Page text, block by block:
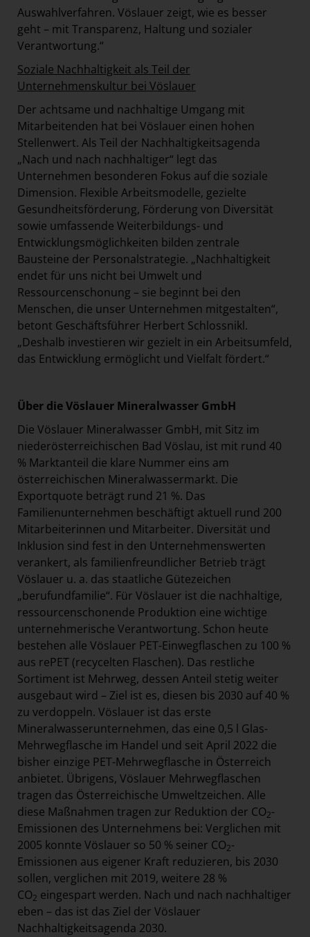
Auswahlverfahren. Vöslauer zeigt, wie es besser
geht – mit Transparenz, Haltung und sozialer
Verantwortung.“
Soziale Nachhaltigkeit als Teil der
Unternehmenskultur bei Vöslauer
Der achtsame und nachhaltige Umgang mit
Mitarbeitenden hat bei Vöslauer einen hohen
Stellenwert. Als Teil der Nachhaltigkeitsagenda
„Nach und nach nachhaltiger“ legt das
Unternehmen besonderen Fokus auf die soziale
Dimension. Flexible Arbeitsmodelle, gezielte
Gesundheitsförderung, Förderung von Diversität
sowie umfassende Weiterbildungs- und
Entwicklungsmöglichkeiten bilden zentrale
Bausteine der Personalstrategie. „Nachhaltigkeit
endet für uns nicht bei Umwelt und
Ressourcenschonung – sie beginnt bei den
Menschen, die unser Unternehmen mitgestalten“,
betont Geschäftsführer Herbert Schlossnikl.
„Deshalb investieren wir gezielt in ein Arbeitsumfeld,
das Entwicklung ermöglicht und Vielfalt fördert.“
Über die Vöslauer Mineralwasser GmbH
Die Vöslauer Mineralwasser GmbH, mit Sitz im
niederösterreichischen Bad Vöslau, ist mit rund 40
% Marktanteil die klare Nummer eins am
österreichischen Mineralwassermarkt. Die
Exportquote beträgt rund 21 %. Das
Familienunternehmen beschäftigt aktuell rund 200
Mitarbeiterinnen und Mitarbeiter. Diversität und
Inklusion sind fest in den Unternehmenswerten
verankert, als familienfreundlicher Betrieb trägt
Vöslauer u. a. das staatliche Gütezeichen
„berufundfamilie“. Für Vöslauer ist die nachhaltige,
ressourcenschonende Produktion eine wichtige
unternehmerische Verantwortung. Schon heute
bestehen alle Vöslauer PET-Einwegflaschen zu 100 %
aus rePET (recycelten Flaschen). Das restliche
Sortiment ist Mehrweg, dessen Anteil stetig weiter
ausgebaut wird – Ziel ist es, diesen bis 2030 auf 40 %
zu verdoppeln. Vöslauer ist das erste
Mineralwasserunternehmen, das eine 0,5 l Glas-
Mehrwegflasche im Handel und seit April 2022 die
bisher einzige PET-Mehrwegflasche in Österreich
anbietet. Übrigens, Vöslauer Mehrwegflaschen
tragen das Österreichische Umweltzeichen. Alle
diese Maßnahmen tragen zur Reduktion der CO2-
Emissionen des Unternehmens bei: Verglichen mit
2005 konnte Vöslauer so 50 % seiner CO2-
Emissionen aus eigener Kraft reduzieren, bis 2030
sollen, verglichen mit 2019, weitere 28 %
CO2 eingespart werden. Nach und nach nachhaltiger
eben – das ist das Ziel der Vöslauer
Nachhaltigkeitsagenda 2030.